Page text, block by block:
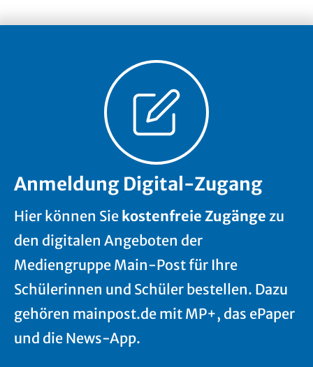
Anmeldung Digital-Zugang
Hier können Sie kostenfreie Zugänge zu
den digitalen Angeboten der
Mediengruppe Main-Post für Ihre
Schülerinnen und Schüler bestellen. Dazu
gehören mainpost.de mit MP+, das ePaper
und die News-App.